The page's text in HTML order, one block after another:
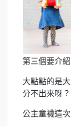
第三個要介
大點點的是
分不出來呀？
公主童襪這